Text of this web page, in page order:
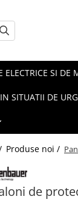
ELECTRICE SI DE
SITUATII DE
Produse noi /
de